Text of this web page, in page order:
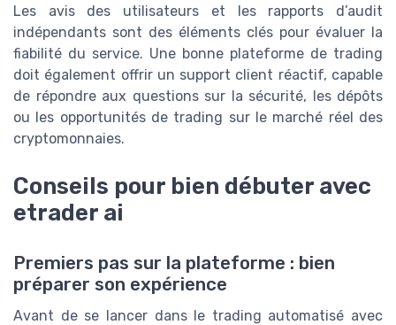
Les avis des utilisateurs et les rapports d’audit
indépendants sont des éléments clés pour évaluer la
fiabilité du service. Une bonne plateforme de trading
doit également offrir un support client réactif, capable
de répondre aux questions sur la sécurité, les dépôts
ou les opportunités de trading sur le marché réel des
cryptomonnaies.
Conseils pour bien débuter avec
etrader ai
Premiers pas sur la plateforme : bien
préparer son expérience
Avant de se lancer dans le trading automatisé avec